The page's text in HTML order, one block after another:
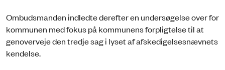
Ombudsmanden indledte derefter en undersøgelse over for
kommunen med fokus på kommunens forpligtelse til at
genoverveje den tredje sag i lyset af afskedigelsesnævnets
kendelse.